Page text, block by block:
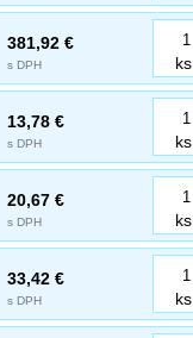
381,92 €
s DPH ks
13,78 €
s DPH ks
20,67 €
s DPH ks
33,42 €
s DPH ks